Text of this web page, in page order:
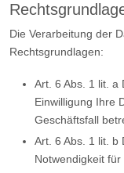
Die Verarbeitung der
Rechtsgrundlagen:
Art. 6 Abs. 1 lit. a
Einwilligung Ihre
Geschäftsfall
Art. 6 Abs. 1 lit. b
Notwendigkeit